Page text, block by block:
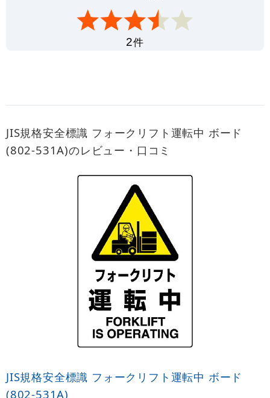
2件
JIS規格安全標識 フォークリフト運転中 ボード
(802-531A)のレビュー・口コミ
JIS規格安全標識 フォークリフト運転中 ボード
(802-531A)